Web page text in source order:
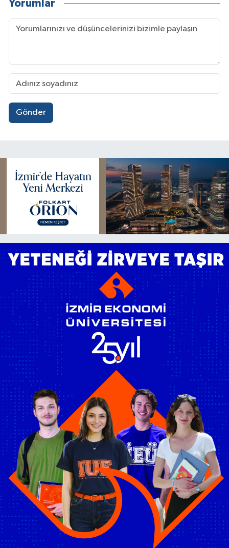
Yorumlar
Gönder